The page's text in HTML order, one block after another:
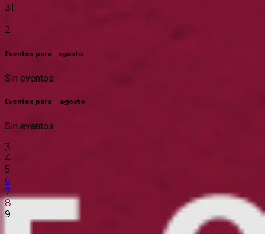
31
1
2
Eventos para agosto
Sin eventos
Eventos para agosto
Sin eventos
3
4
5
6
7
8
9